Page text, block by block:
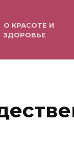
О КРАСОТЕ И
ЗДОРОВЬЕ